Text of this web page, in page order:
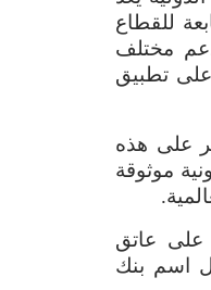
للقطاع
مختلف
على تطبيق
على هذه
موثوقة
.
على عاتق
اسم بنك